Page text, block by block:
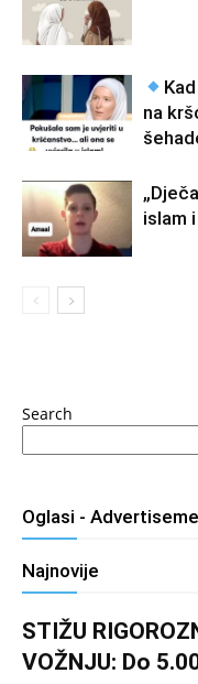
na
islam
Search
Oglasi -
Najnovije
STIŽU
VOŽNJU: Do